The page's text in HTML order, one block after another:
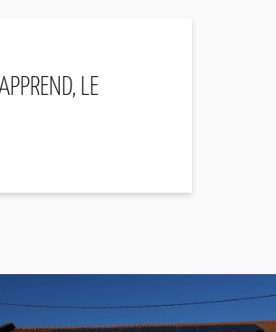
LE